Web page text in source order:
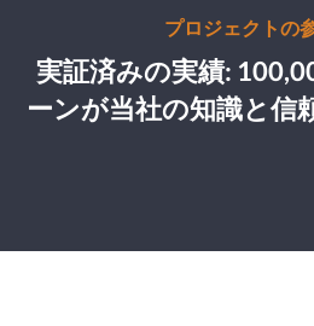
プロジェクトの
実証済みの実績:
ーンが当社の知識と信